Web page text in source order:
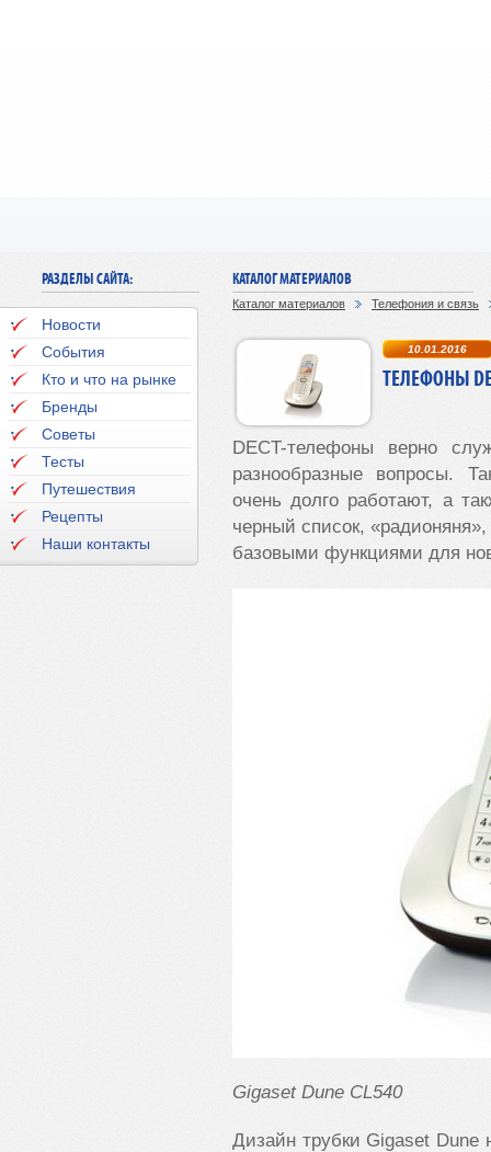
РАЗДЕЛЫ САЙТА:
Новости
События
Кто и что на рынке
Бренды
Советы
Тесты
Путешествия
Рецепты
Наши контакты
КАТАЛОГ МАТЕРИАЛОВ
Каталог материалов Телефония и связь
10.01.2016
ТЕЛЕФОНЫ
DECT-телефоны верно
разнообразные вопросы.
очень долго работают, а
черный список,
базовыми функциями для
Gigaset Dune CL540
Дизайн трубки Gigaset Dune